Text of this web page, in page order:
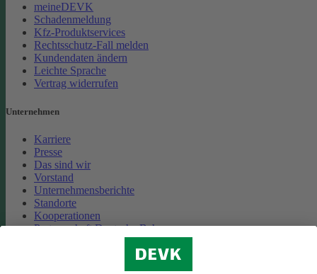
meineDEVK
Schadenmeldung
Kfz-Produktservices
Rechtsschutz-Fall melden
Kundendaten ändern
Leichte Sprache
Vertrag widerrufen
Unternehmen
Karriere
Presse
Das sind wir
Vorstand
Unternehmensberichte
Standorte
Kooperationen
Partnerschaft Deutsche Bahn